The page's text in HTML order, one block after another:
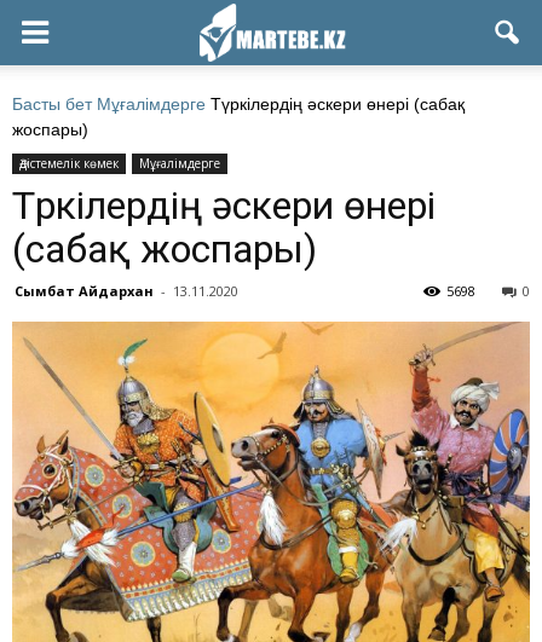
Басты бет Мұғалімдерге Түркілердің әскери өнері (сабақ
жоспары)
Әдістемелік көмек Мұғалімдерге
Түркілердің әскери өнері
(сабақ жоспары)
Сымбат Айдархан - 13.11.2020 0
5698